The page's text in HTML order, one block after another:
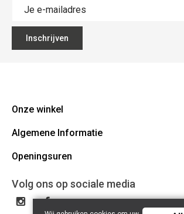
Inschrijven
Onze winkel
Ecoflora
1500 Halle
32(0)2.361.77.61
BE 0886.319.484
Algemene Informatie
Vacatures
Bestellen en Betalen
Openingsuren
Maandag : gesloten
Dinsdag: 09:00 - 17:00
Volg ons op sociale media